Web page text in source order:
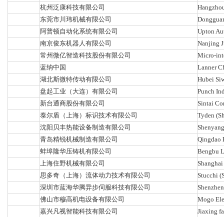
杭州泛康科技有限公司
东莞市川玮机械有限公司
阿普顿自动化系统有限公司
Upton
南京俊东机器人有限公司
Nanjing
常州微亿智造科技股份有限公司
Micro-
蓝纳中国
Lanner
湖北斯微特传动有限公司
Hubei
盘起工业（大连）有限公司
Punch
新台通商股份有限公司
Sintai
泰尔盾（上海）标识技术有限公司
Tyden
沈阳贝丰热能设备制造有限公司
青岛精锐机械制造有限公司
Qingdao
蚌埠隆华压铸机有限公司
Bengbu
上海住野机械有限公司
思多奇（上海）流体动力技术有限公司
Stucchi
深圳市蓝海华腾异步伺服科技有限公司
佛山市穆高机电设备有限公司
Mogo
嘉兴凡视智能科技有限公司
Jiaxing